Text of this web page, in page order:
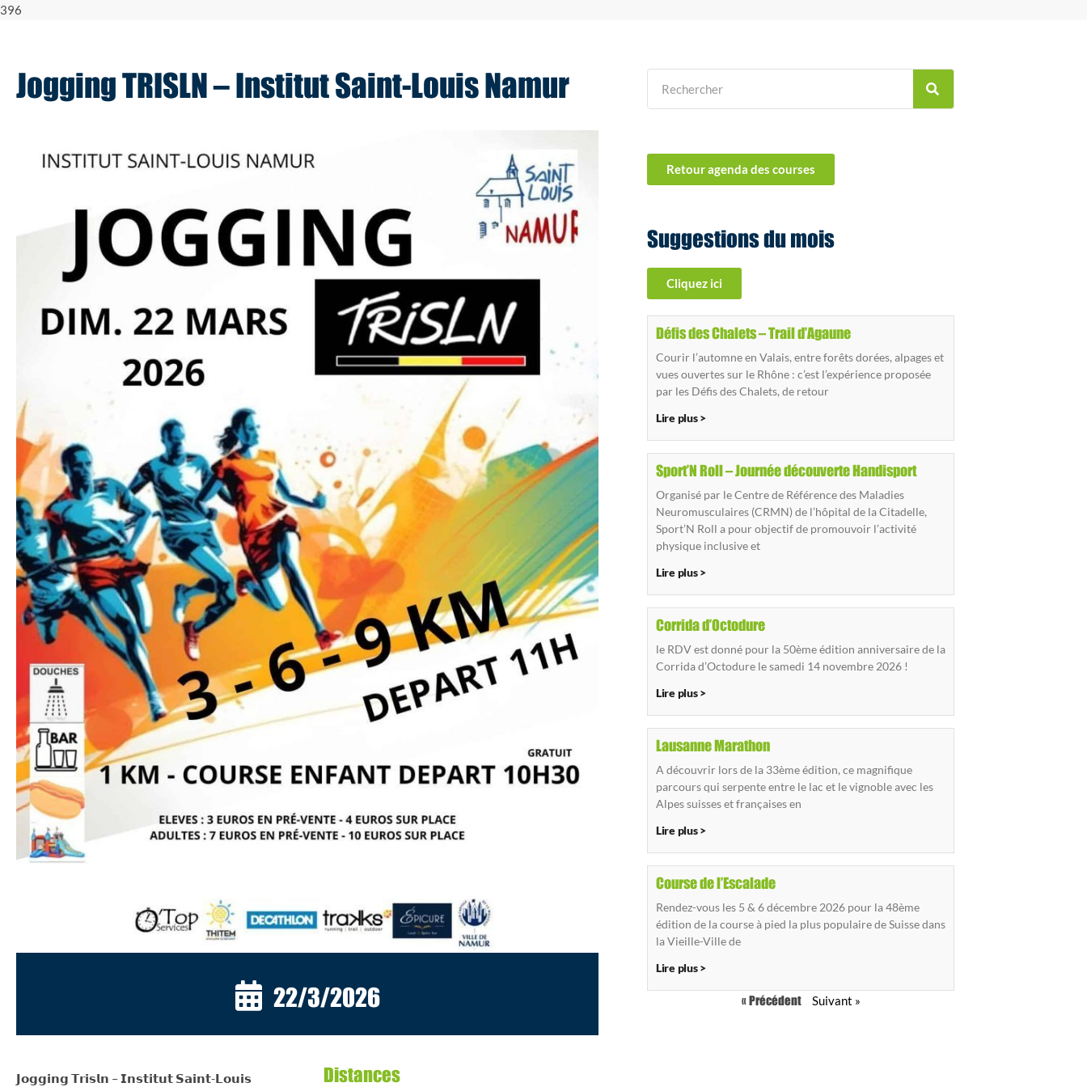
396
Jogging TRISLN – Institut Saint-Louis Namur
22/3/2026
𝗝𝗼𝗴𝗴𝗶𝗻𝗴 𝗧𝗿𝗶𝘀𝗹𝗻 – 𝗜𝗻𝘀𝘁𝗶𝘁𝘂𝘁 𝗦𝗮𝗶𝗻𝘁-𝗟𝗼𝘂𝗶𝘀 Distances
Retour agenda des courses
Suggestions du mois
Cliquez ici
Défis des Chalets – Trail d’Agaune
Courir l’automne en Valais, entre forêts dorées, alpages et
vues ouvertes sur le Rhône : c’est l’expérience proposée
par les Défis des Chalets, de retour
Lire plus >
Sport’N Roll – Journée découverte Handisport
Organisé par le Centre de Référence des Maladies
Neuromusculaires (CRMN) de l’hôpital de la Citadelle,
Sport’N Roll a pour objectif de promouvoir l’activité
physique inclusive et
Lire plus >
Corrida d’Octodure
le RDV est donné pour la 50ème édition anniversaire de la
Corrida d’Octodure le samedi 14 novembre 2026 !
Lire plus >
Lausanne Marathon
A découvrir lors de la 33ème édition, ce magnifique
parcours qui serpente entre le lac et le vignoble avec les
Alpes suisses et françaises en
Lire plus >
Course de l’Escalade
Rendez-vous les 5 & 6 décembre 2026 pour la 48ème
édition de la course à pied la plus populaire de Suisse dans
la Vieille-Ville de
Lire plus >
« Précédent Suivant »